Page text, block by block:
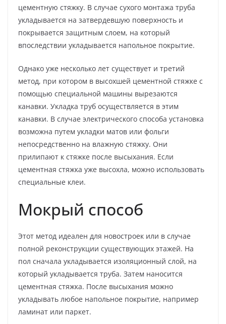
цементную стяжку. В случае сухого монтажа труба
укладывается на затвердевшую поверхность и
покрывается защитным слоем, на который
впоследствии укладывается напольное покрытие.
Однако уже несколько лет существует и третий
метод, при котором в высохшей цементной стяжке с
помощью специальной машины вырезаются
канавки. Укладка труб осуществляется в этим
канавки. В случае электрического способа установка
возможна путем укладки матов или фольги
непосредственно на влажную стяжку. Они
прилипают к стяжке после высыхания. Если
цементная стяжка уже высохла, можно использовать
специальные клеи.
Мокрый способ
Этот метод идеален для новостроек или в случае
полной реконструкции существующих этажей. На
пол сначала укладывается изоляционный слой, на
который укладывается труба. Затем наносится
цементная стяжка. После высыхания можно
укладывать любое напольное покрытие, например
ламинат или паркет.